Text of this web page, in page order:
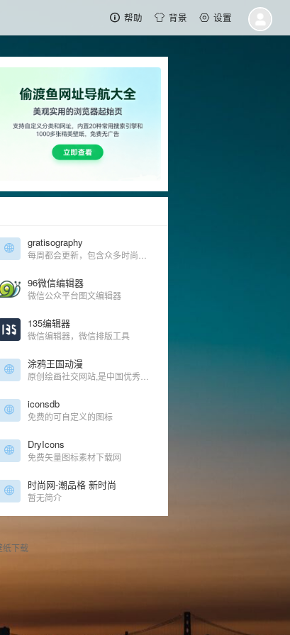
帮助 背景 设置
gratisography
96微信编辑器
微信公众平台图文编辑器
135编辑器
微信编辑器，微信排版工具
涂鸦王国动漫
iconsdb
免费的可自定义的图标
DryIcons
免费矢量图标素材下载网
时尚网-潮品格 新时尚
暂无简介
纸下载